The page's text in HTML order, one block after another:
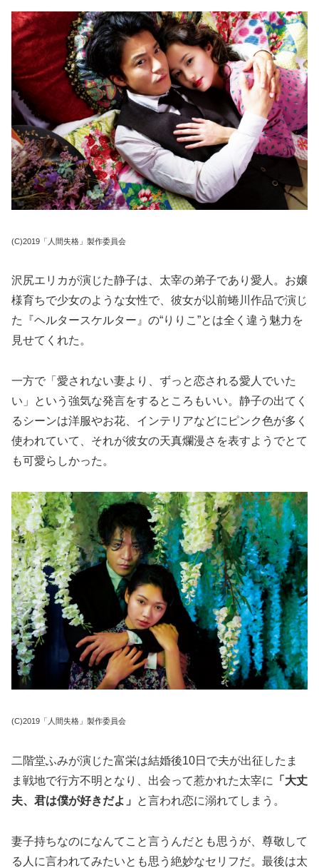
(C)2019「人間失格」製作委員会
沢尻エリカが演じた静子は、太宰の弟子であり愛人。お嬢
様育ちで少女のような女性で、彼女が以前蜷川作品で演じ
た『ヘルタースケルター』の“りりこ”とは全く違う魅力を
見せてくれた。
一方で「愛されない妻より、ずっと恋される愛人でいた
い」という強気な発言をするところもいい。静子の出てく
るシーンは洋服やお花、インテリアなどにピンク色が多く
使われていて、それが彼女の天真爛漫さを表すようでとて
も可愛らしかった。
(C)2019「人間失格」製作委員会
二階堂ふみが演じた富栄は結婚後10日で夫が出征したま
ま戦地で行方不明となり、出会って惹かれた太宰に
「大丈
夫、君は僕が好きだよ」
と言われ恋に溺れてしまう。
妻子持ちなのになんてこと言うんだとも思うが、尊敬して
る人に言われてみたいとも思う絶妙なセリフだ。最後は太